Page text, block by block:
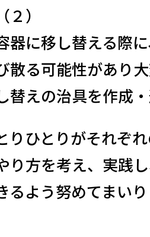
）
器に移し替える際
散る可能性があり
替えの治具を作成
りひとりがそれぞ
り方を考え、実践
るよう努めてまい